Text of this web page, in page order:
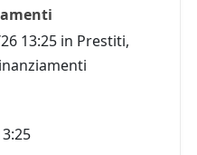
13:25 in Prestiti,